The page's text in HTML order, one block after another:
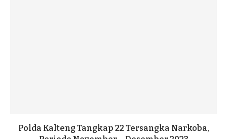
Polda Kalteng Tangkap 22 Tersangka Narkoba,